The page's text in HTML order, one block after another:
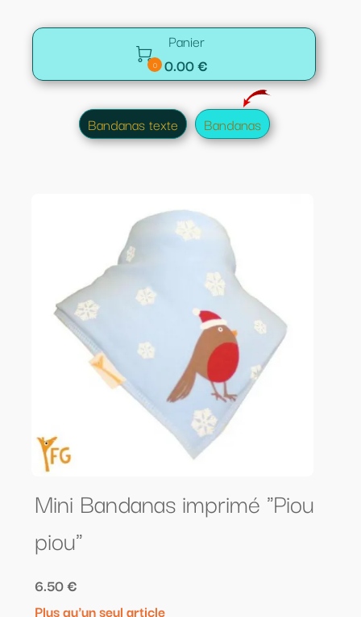

0
Panier
0.00 €
Bandanas texte Bandanas
Mini Bandanas imprimé "Piou
piou"
6.50 €
Plus qu'un seul article